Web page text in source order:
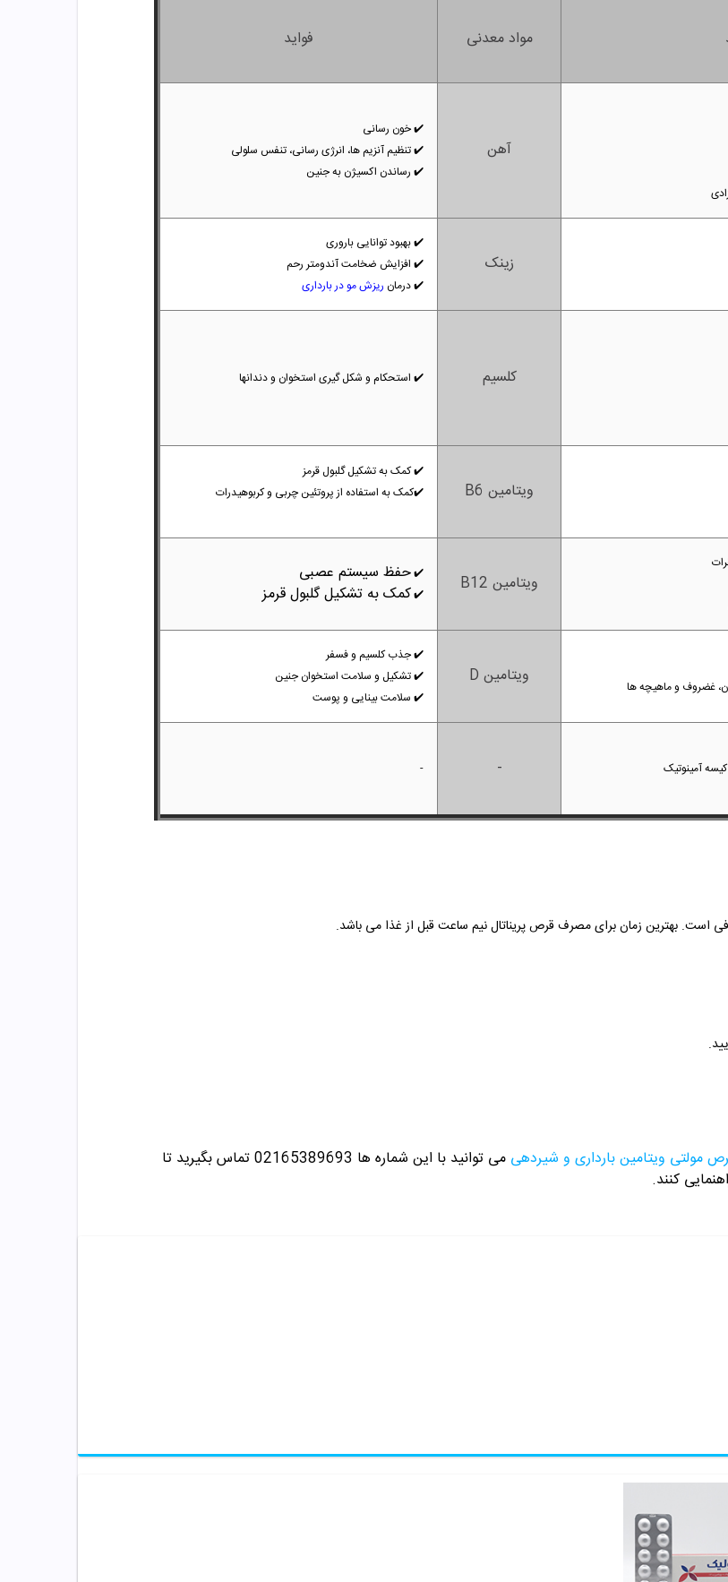
مواد معدنی فواید
آهن
✔️خون رسانی
✔️تنظیم آنزیم ها، انرژی رسانی، تنفس سلولی
✔️ رساندن اکسیژن به جنین
زینک
✔️بهبود توانایی باروری
✔️ افزایش ضخامت آندومتر رحم
✔️درمان ریزش مو در بارداری
کلسیم ✔️ استحکام و شکل گیری استخوان و دندانها
ویتامین B6
✔️کمک به تشکیل گلبول قرمز
✔️کمک به استفاده از پروتئین چربی و کربوهیدرات
ویتامین B12 ✔️حفظ سیستم عصبی
✔️کمک به تشکیل گلبول قرمز
غضروف و ماهیچه ها ویتامین D
✔️جذب کلسیم و فسفر
✔️تشکیل و سلامت استخوان جنین
✔️ سلامت بینایی و پوست
آمینوتیک
-
-
است. بهترین زمان برای مصرف قرص پریناتال نیم ساعت قبل از غذا می باشد.
مولتی ویتامین بارداری و شیردهی می توانید با این شماره ها 02165389693
تماس بگیرید تا
کنند.